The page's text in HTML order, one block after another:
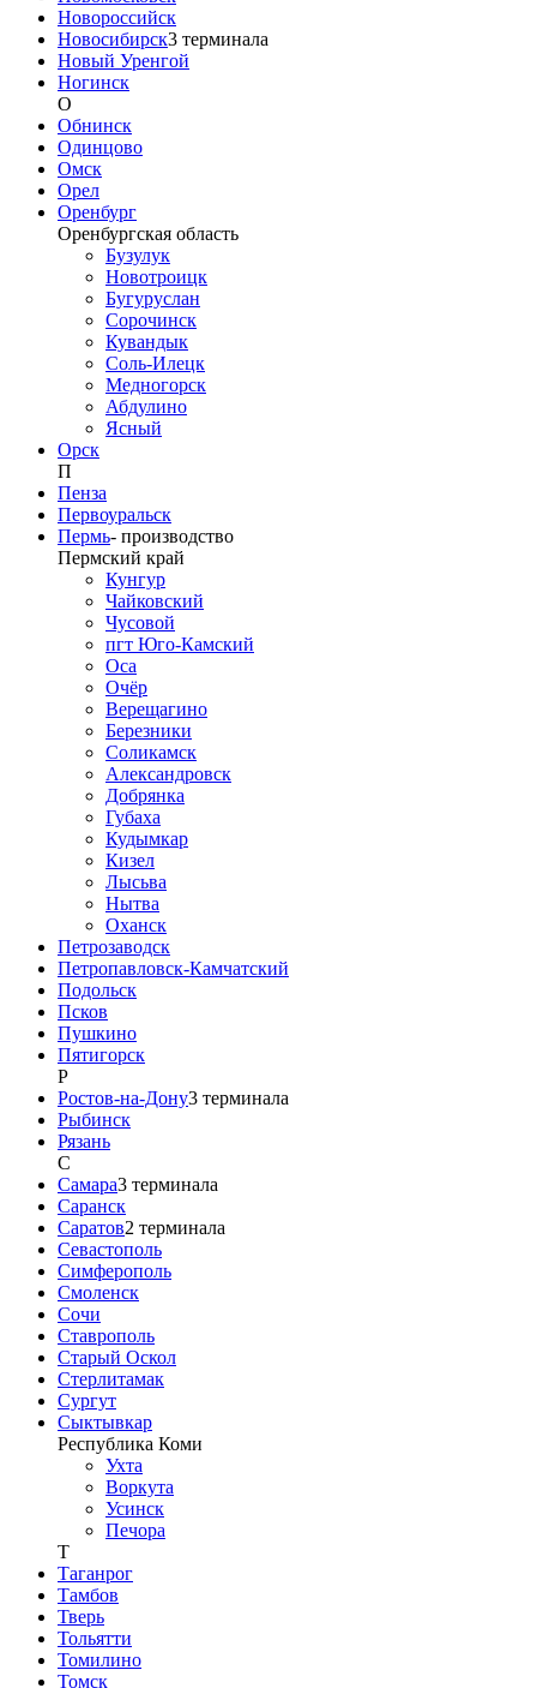
Новороссийск
Новосибирск3 терминала
Новый Уренгой
Ногинск
О
Обнинск
Одинцово
Омск
Орел
Оренбург
Оренбургская область
Бузулук
Новотроицк
Бугуруслан
Сорочинск
Кувандык
Соль-Илецк
Медногорск
Абдулино
Ясный
Орск
П
Пенза
Первоуральск
Пермь- производство
Пермский край
Кунгур
Чайковский
Чусовой
пгт Юго-Камский
Оса
Очёр
Верещагино
Березники
Соликамск
Александровск
Добрянка
Губаха
Кудымкар
Кизел
Лысьва
Нытва
Оханск
Петрозаводск
Петропавловск-Камчатский
Подольск
Псков
Пушкино
Пятигорск
Р
Ростов-на-Дону3 терминала
Рыбинск
Рязань
С
Самара3 терминала
Саранск
Саратов2 терминала
Севастополь
Симферополь
Смоленск
Сочи
Ставрополь
Старый Оскол
Стерлитамак
Сургут
Сыктывкар
Республика Коми
Ухта
Воркута
Усинск
Печора
Т
Таганрог
Тамбов
Тверь
Тольятти
Томилино
Томск